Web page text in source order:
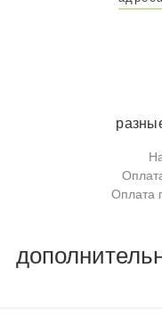
Оплата